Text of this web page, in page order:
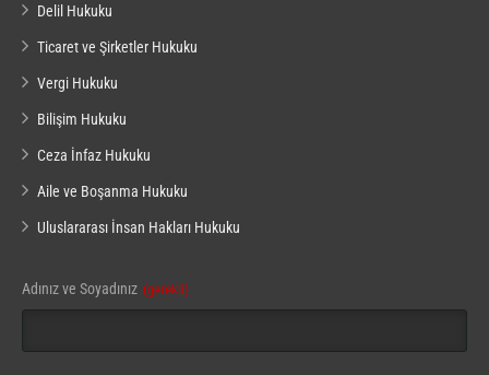
Delil Hukuku
Ticaret ve Şirketler Hukuku
Vergi Hukuku
Bilişim Hukuku
Ceza İnfaz Hukuku
Aile ve Boşanma Hukuku
Uluslararası İnsan Hakları Hukuku
Adınız ve Soyadınız (gerekli)